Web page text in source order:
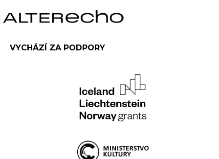
VYCHÁZÍ ZA PODPORY